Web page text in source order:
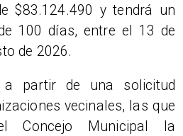
$83.124.490 y tendrá un
100 días, entre el 13 de
de 2026.
a partir de una solicitud
vecinales, las que
Concejo Municipal la